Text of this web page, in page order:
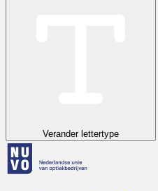
Verander lettertype